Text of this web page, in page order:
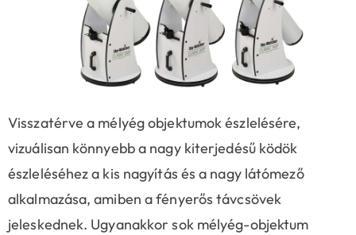
Visszatérve a mélyég objektumok észlelésére,
vizuálisan könnyebb a nagy kiterjedésű ködök
észleléséhez a kis nagyítás és a nagy látómező
alkalmazása, amiben a fényerős távcsövek
jeleskednek. Ugyanakkor sok mélyég-objektum